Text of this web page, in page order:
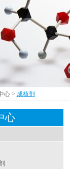
心> 成核剂
心